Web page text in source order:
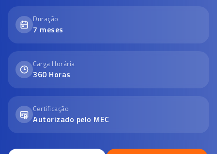
Duração
7 meses
Carga Horária
360 Horas
Certificação
Autorizado pelo MEC